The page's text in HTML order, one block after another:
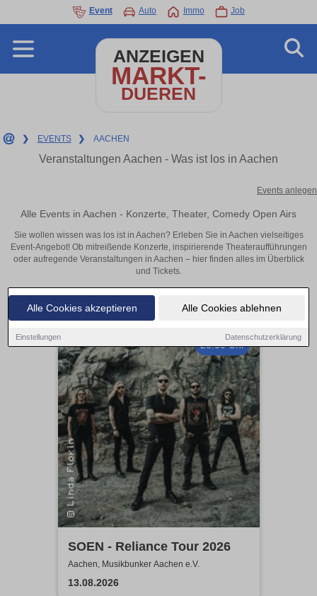
Alle Cookies akzeptieren Alle Cookies ablehnen
Einstellungen Datenschutzerklärung
Event Auto Immo Job
ANZEIGEN
MARKT-
DUEREN
❯ EVENTS ❯ AACHEN
Veranstaltungen Aachen - Was ist los in Aachen
Events anlegen
Alle Events in Aachen - Konzerte, Theater, Comedy Open Airs
Sie wollen wissen was los ist in Aachen? Erleben Sie in Aachen vielseitiges
Event-Angebot! Ob mitreißende Konzerte, inspirierende Theateraufführungen
oder aufregende Veranstaltungen in Aachen – hier finden alles im Überblick
und Tickets.
20:00 Uhr
SOEN - Reliance Tour 2026
Aachen, Musikbunker Aachen e.V.
13.08.2026